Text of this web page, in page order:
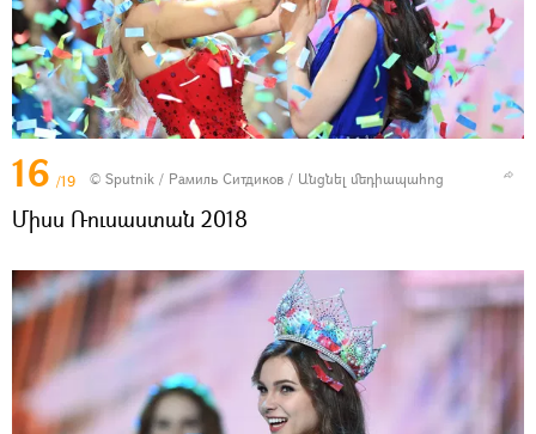
16 /19 © Sputnik / Рамиль Ситдиков / Անցնել մեդիապահոց
Միսս Ռուսաստան 2018